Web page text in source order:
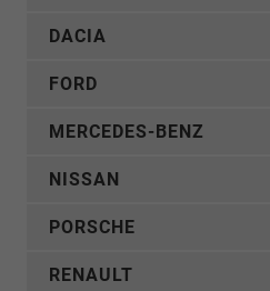
DACIA
FORD
MERCEDES-BENZ
NISSAN
PORSCHE
RENAULT